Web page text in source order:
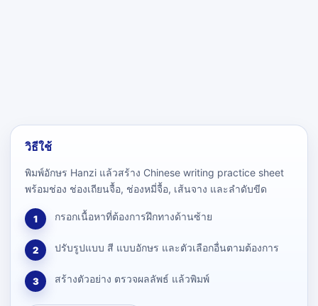
วิธีใช้
พิมพ์อักษร Hanzi แล้วสร้าง Chinese writing practice sheet
พร้อมช่อง ช่องเถียนจื้อ, ช่องหมี่จื้อ, เส้นจาง และลำดับขีด
1 กรอกเนื้อหาที่ต้องการฝึกทางด้านซ้าย
2 ปรับรูปแบบ สี แบบอักษร และตัวเลือกอื่นตามต้องการ
3 สร้างตัวอย่าง ตรวจผลลัพธ์ แล้วพิมพ์